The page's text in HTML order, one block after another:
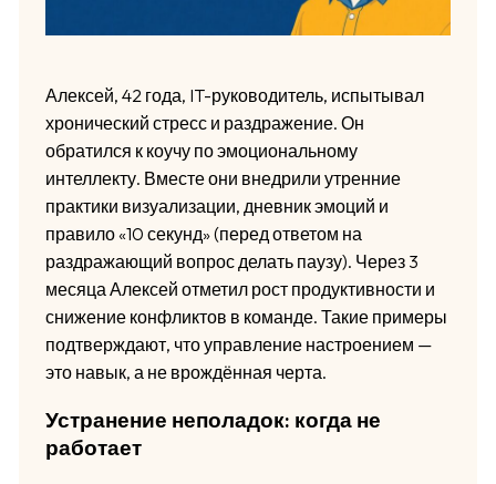
Алексей, 42 года, IT-руководитель, испытывал
хронический стресс и раздражение. Он
обратился к коучу по эмоциональному
интеллекту. Вместе они внедрили утренние
практики визуализации, дневник эмоций и
правило «10 секунд» (перед ответом на
раздражающий вопрос делать паузу). Через 3
месяца Алексей отметил рост продуктивности и
снижение конфликтов в команде. Такие примеры
подтверждают, что управление настроением —
это навык, а не врождённая черта.
Устранение неполадок: когда не
работает